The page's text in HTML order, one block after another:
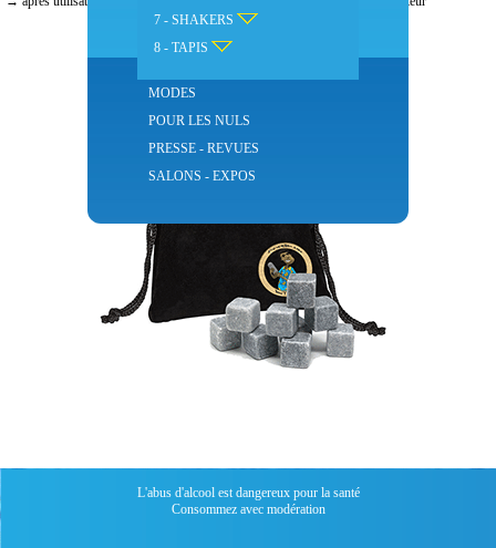
7 - SHAKERS
8 - TAPIS
MODES
POUR LES NULS
PRESSE - REVUES
SALONS - EXPOS
L'abus d'alcool est dangereux pour la santé
Consommez avec modération